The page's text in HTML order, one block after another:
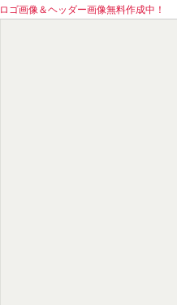
ロゴ画像＆ヘッダー画像無料作成中！